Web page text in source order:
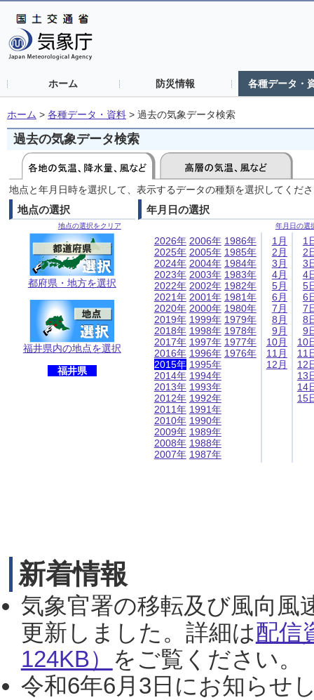
ホーム 防災情報 各種データ・
ホーム > 各種データ・資料 > 過去の気象データ検索
過去の気象データ検索
地点と年月日時を選択して、表示するデータの種類を選択してくだ
地点の選択
地点の選択をクリア
都府県・地方を選択
福井県内の地点を選択
福井県
年月日の選択
年月日の選
2026年
2025年
2024年
2023年
2022年
2021年
2020年
2019年
2018年
2017年
2016年
2015年
2014年
2013年
2012年
2011年
2010年
2009年
2008年
2007年
2006年
2005年
2004年
2003年
2002年
2001年
2000年
1999年
1998年
1997年
1996年
1995年
1994年
1993年
1992年
1991年
1990年
1989年
1988年
1987年
1986年
1985年
1984年
1983年
1982年
1981年
1980年
1979年
1978年
1977年
1976年
1月
2月
3月
4月
5月
6月
7月
8月
9月
10月
11月
12月
1
2
3
4
5
6
7
8
9
10
11
12
13
14
15
新着情報
気象官署の移転及び風向風
更新しました。詳細は配信
124KB） をご覧ください。
令和6年6月3日にお知らせ